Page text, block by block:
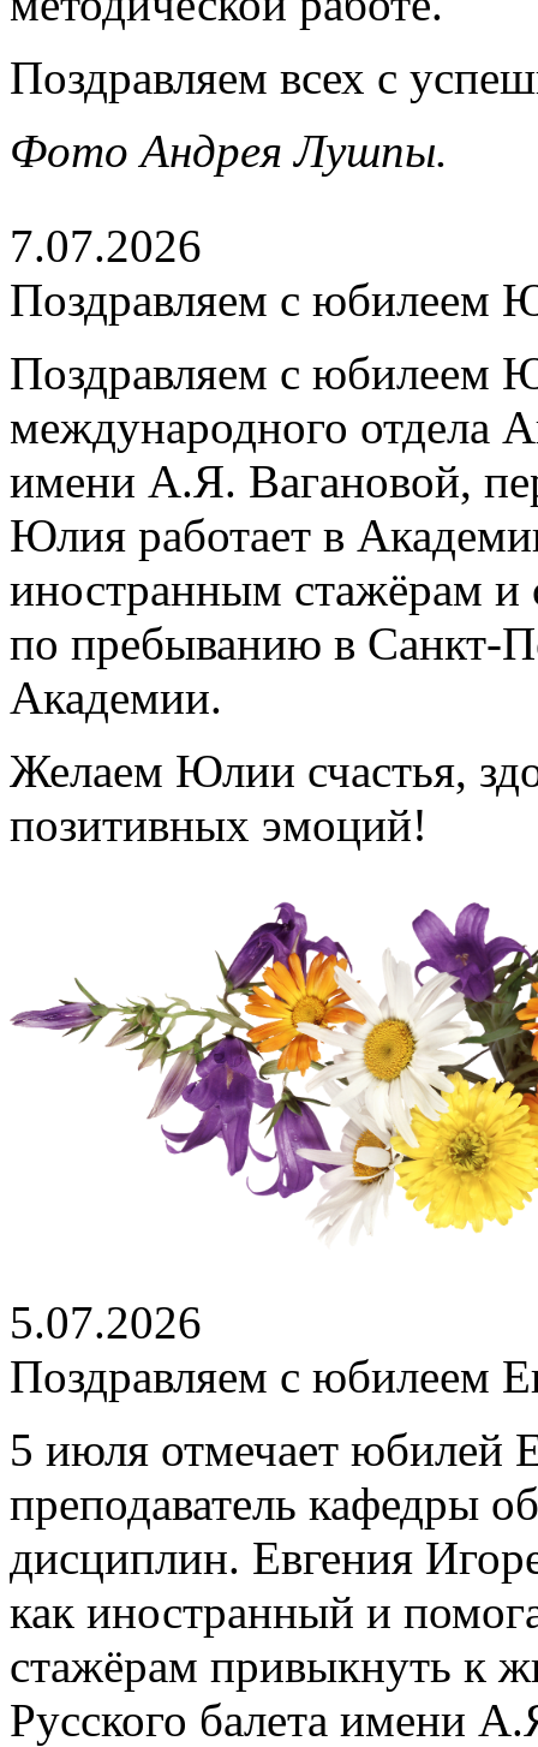
Поздравляем всех с
Фото Андрея Лушпы.
7.07.2026
Поздравляем с юбилеем
Поздравляем с юбилеем
международного отдела
имени А.Я. Вагановой,
Юлия работает в
иностранным стажёрам и
по пребыванию в Санкт-
Академии.
Желаем Юлии счастья,
позитивных эмоций!
5.07.2026
Поздравляем с юбилеем
5 июля отмечает юбилей
преподаватель кафедры
дисциплин. Евгения
как иностранный и
стажёрам привыкнуть к
Русского балета имени